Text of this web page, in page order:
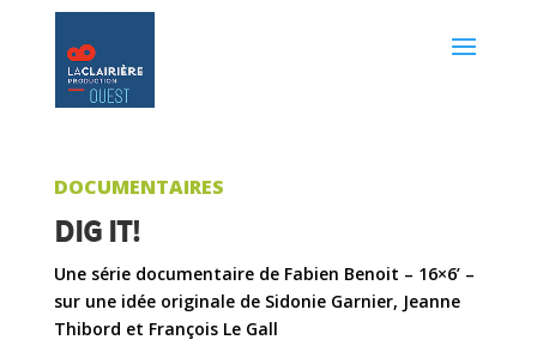
DOCUMENTAIRES
DIG IT!
Une série documentaire de Fabien Benoit – 16×6’ –
sur une idée originale de Sidonie Garnier, Jeanne
Thibord et François Le Gall